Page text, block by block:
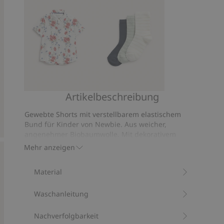
Bewertungen
Kurzärmliges
Hemd
mit
Socken
3er-
Artikelbeschreibung
Mehr anzeigen
Gewebte Shorts mit verstellbarem elastischem
Bund für Kinder von Newbie. Aus weicher,
Kordelzug, schrägen Taschen vorne und einer
Tasche hinten.
Enthält 100 % Biobaumwolle.
Bio-Baumwolle –GOTS
Material
Waschanleitung
Nachverfolgbarkeit